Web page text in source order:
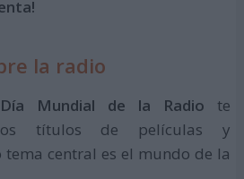
la radio
Día Mundial de la Radio te
títulos de películas y
tema central es el mundo de la